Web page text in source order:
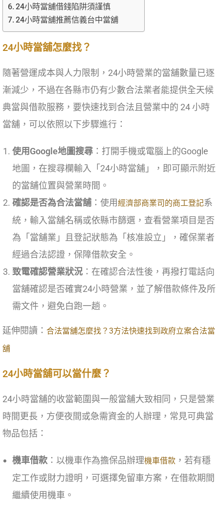
24小時當舖借錢陷阱須謹慎
24小時當舖推薦信義台中當舖
24小時當舖怎麼找？
隨著營運成本與人力限制，24小時營業的當舖數量已逐
漸減少，不過在各縣市仍有少數合法業者能提供全天候
典當與借款服務，要快速找到合法且營業中的 24 小時
當舖，可以依照以下步驟進行：
使用Google地圖搜尋 ：打開手機或電腦上的Google
地圖，在搜尋欄輸入「24小時當舖」，即可顯示附近
的當舖位置與營業時間。
確認是否為合法當舖 ：使用經濟部商業司的商工登記系
統，輸入當舖名稱或依縣市篩選，查看營業項目是否
為「當舖業」且登記狀態為「核准設立」，確保業者
經過合法認證，保障借款安全。
致電確認營業狀況 ：在確認合法性後，再撥打電話向
當舖確認是否確實24小時營業，並了解借款條件及所
需文件，避免白跑一趟。
延伸閱讀： 合法當舖怎麼找？3方法快速找到政府立案合法當
舖
24小時當舖可以當什麼？
24小時當舖的收當範圍與一般當舖大致相同，只是營業
時間更長，方便夜間或急需資金的人辦理，常見可典當
物品包括：
機車借款 ：以機車作為擔保品辦理機車借款 ，若有穩
定工作或財力證明，可選擇免留車方案，在借款期間
繼續使用機車。